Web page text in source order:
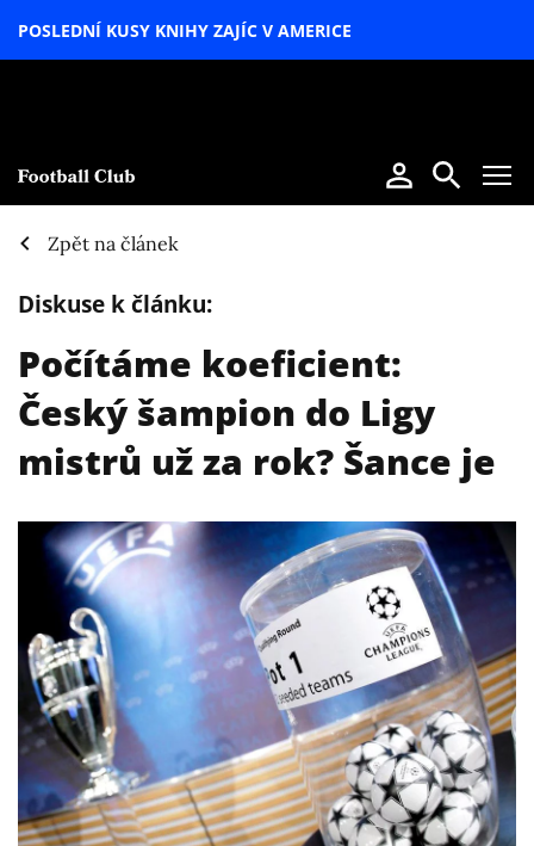
POSLEDNÍ KUSY KNIHY ZAJÍC V AMERICE
Zpět na článek
Diskuse k článku:
Počítáme koeficient:
Český šampion do Ligy
mistrů už za rok? Šance je